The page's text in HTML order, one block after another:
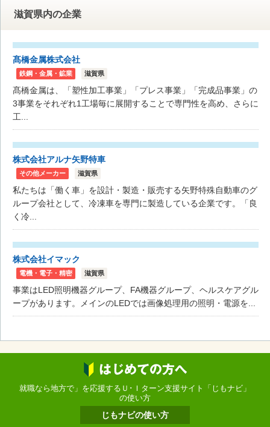
滋賀県内の企業
髙橋金属株式会社
鉄鋼・金属・鉱業 滋賀県
髙橋金属は、「塑性加工事業」「プレス事業」「完成品事業」の
3事業をそれぞれ1工場毎に展開することで専門性を高め、さらに
工...
株式会社アルナ矢野特車
その他メーカー 滋賀県
私たちは「働く車」を設計・製造・販売する矢野特殊自動車のグ
ループ会社として、冷凍車を専門に製造している企業です。「良
く冷...
株式会社イマック
電機・電子・精密 滋賀県
事業はLED照明機器グループ、FA機器グループ、ヘルスケアグル
ープがあります。メインのLEDでは画像処理用の照明・電源を...
就職なら地方で」を応援するＵ･Ｉターン支援サイト「じもナビ」
の使い方
じもナビの使い方